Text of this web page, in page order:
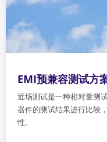
EMI预兼容测试方
近场测试是一种相对量测
器件的测试结果进行比较
性。